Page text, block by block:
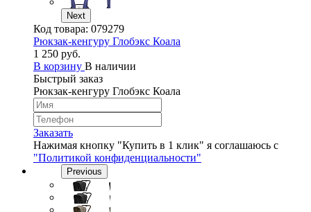
Next
Код товара: 079279
Рюкзак-кенгуру Глобэкс Коала
1 250 руб.
В корзину В наличии
Быстрый заказ
Рюкзак-кенгуру Глобэкс Коала
Заказать
Нажимая кнопку "Купить в 1 клик" я соглашаюсь с
"Политикой конфиденциальности"
Previous